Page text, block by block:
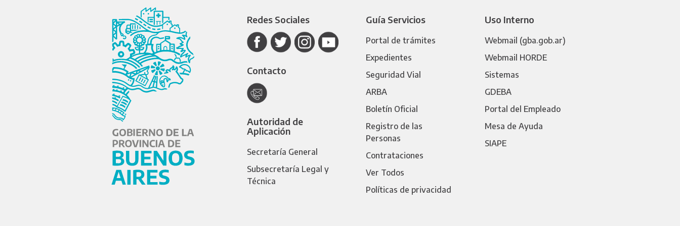
Redes Sociales
Contacto
Autoridad de
Aplicación
Secretaría General
Subsecretaría Legal y
Técnica
Guía Servicios
Portal de trámites
Expedientes
Seguridad Vial
ARBA
Boletín Oficial
Registro de las
Personas
Contrataciones
Ver Todos
Políticas de privacidad
Uso Interno
Webmail (gba.gob.ar)
Webmail HORDE
Sistemas
GDEBA
Portal del Empleado
Mesa de Ayuda
SIAPE